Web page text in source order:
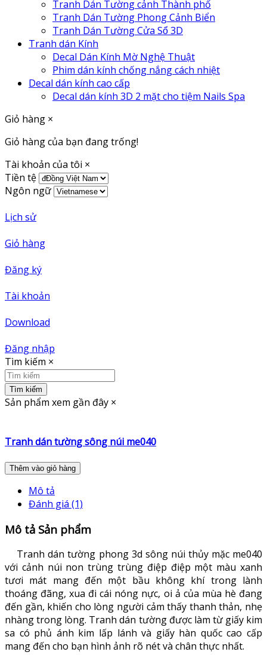
Tranh Dán Tường cảnh Thành phố
Tranh Dán Tường Phong Cảnh Biển
Tranh Dán Tường Cửa Sổ 3D
Tranh dán Kính
Decal Dán Kính Mờ Nghệ Thuật
Phim dán kính chống nắng cách nhiệt
Decal dán kính cao cấp
Decal dán kính 3D 2 mặt cho tiệm Nails Spa
Giỏ hàng ×
Giỏ hàng của bạn đang trống!
Tài khoản của tôi ×
Tiền tệ
Ngôn ngữ
Lịch sử
Giỏ hàng
Đăng ký
Tài khoản
Download
Đăng nhập
Tìm kiếm ×
Tìm kiếm
Sản phẩm xem gần đây ×
Tranh dán tường sông núi me040
Thêm vào giỏ hàng
Mô tả
Đánh giá (1)
Mô tả Sản phẩm
Tranh dán tường phong 3d sông núi thủy mặc me040
với cảnh núi non trùng trùng điệp điệp một màu xanh
tươi mát mang đến một bầu không khí trong lành
thoáng đãng, xua đi cái nóng nực, oi ả của mùa hè đang
đến gần, khiến cho lòng người cảm thấy thanh thản, nhẹ
nhàng trong lòng. Tranh dán tường được làm từ giấy kim
sa có phủ ánh kim lấp lánh và giấy hàn quốc cao cấp
mang đến cho bạn hình ảnh rõ nét và chân thực nhất.